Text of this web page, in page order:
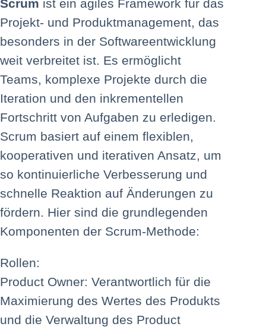
Scrum ist ein agiles Framework für das
Projekt- und Produktmanagement, das
besonders in der Softwareentwicklung
weit verbreitet ist. Es ermöglicht
Teams, komplexe Projekte durch die
Iteration und den inkrementellen
Fortschritt von Aufgaben zu erledigen.
Scrum basiert auf einem flexiblen,
kooperativen und iterativen Ansatz, um
so kontinuierliche Verbesserung und
schnelle Reaktion auf Änderungen zu
fördern. Hier sind die grundlegenden
Komponenten der Scrum-Methode:
Rollen:
Product Owner: Verantwortlich für die
Maximierung des Wertes des Produkts
und die Verwaltung des Product